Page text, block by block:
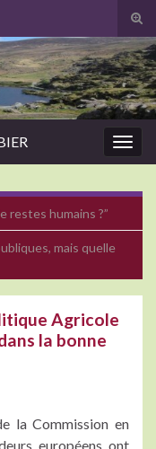
restes humains ?”
mais quelle
Agricole
la bonne
la Commission en
européens ont